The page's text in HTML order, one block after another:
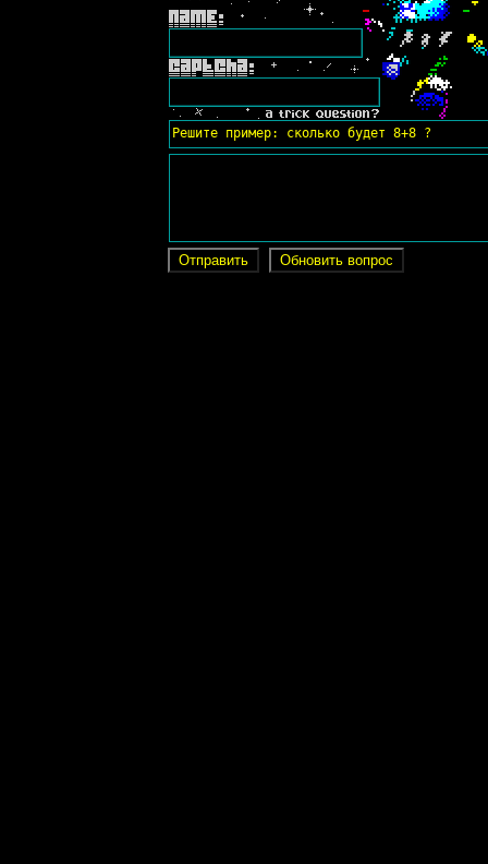
Решите пример: сколько будет 8+8 ?
Обновить вопрос
Отправить